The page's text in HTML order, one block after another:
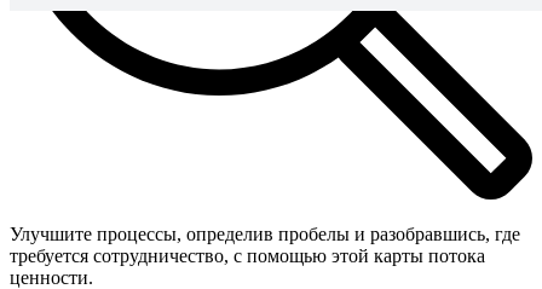
Улучшите процессы, определив пробелы и разобравшись, где
требуется сотрудничество, с помощью этой карты потока
ценности.